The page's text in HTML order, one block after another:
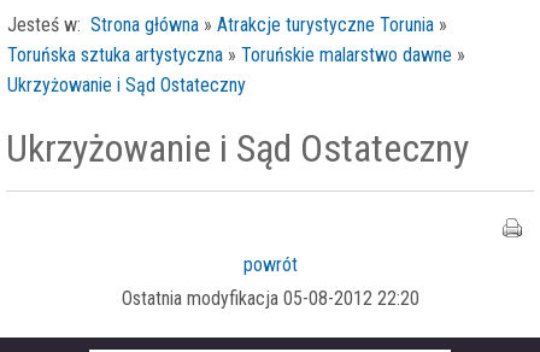
Jesteś w: Strona główna » Atrakcje turystyczne Torunia »
Toruńska sztuka artystyczna » Toruńskie malarstwo dawne »
Ukrzyżowanie i Sąd Ostateczny
Ukrzyżowanie i Sąd Ostateczny
powrót
Ostatnia modyfikacja 05-08-2012 22:20